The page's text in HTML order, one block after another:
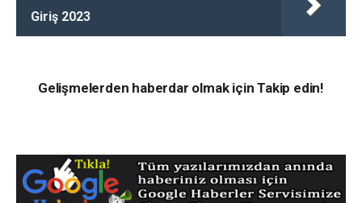
Giriş 2023
Gelişmelerden haberdar olmak için Takip edin!